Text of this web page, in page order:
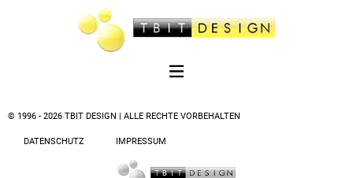
© 1996 - 2026 TBIT DESIGN | ALLE RECHTE VORBEHALTEN
DATENSCHUTZ IMPRESSUM